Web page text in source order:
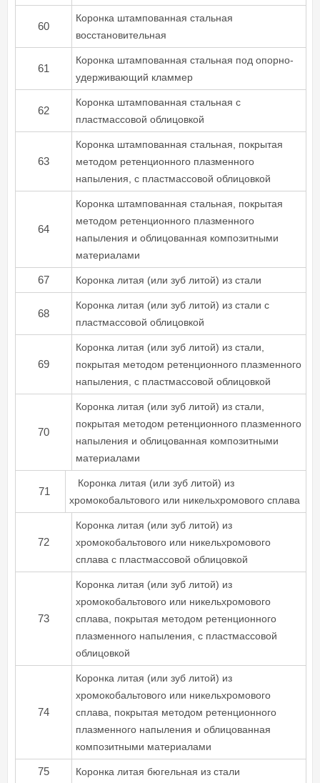
60
Коронка штампованная стальная
восстановительная
61
Коронка штампованная стальная под опорно-
удерживающий кламмер
62
Коронка штампованная стальная с
пластмассовой облицовкой
63
Коронка штампованная стальная, покрытая
методом ретенционного плазменного
напыления, с пластмассовой облицовкой
64
Коронка штампованная стальная, покрытая
методом ретенционного плазменного
напыления и облицованная композитными
материалами
67 Коронка литая (или зуб литой) из стали
68
Коронка литая (или зуб литой) из стали с
пластмассовой облицовкой
69
Коронка литая (или зуб литой) из стали,
покрытая методом ретенционного плазменного
напыления, с пластмассовой облицовкой
70
Коронка литая (или зуб литой) из стали,
покрытая методом ретенционного плазменного
напыления и облицованная композитными
материалами
71
Коронка литая (или зуб литой) из
хромокобальтового или никельхромового сплава
72
Коронка литая (или зуб литой) из
хромокобальтового или никельхромового
сплава с пластмассовой облицовкой
73
Коронка литая (или зуб литой) из
хромокобальтового или никельхромового
сплава, покрытая методом ретенционного
плазменного напыления, с пластмассовой
облицовкой
74
Коронка литая (или зуб литой) из
хромокобальтового или никельхромового
сплава, покрытая методом ретенционного
плазменного напыления и облицованная
композитными материалами
75 Коронка литая бюгельная из стали